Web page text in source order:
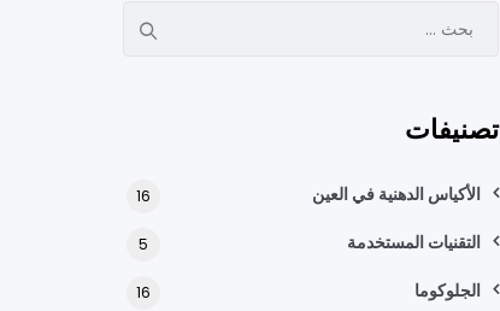
ث
ن
تصنيفات
الأكياس الدهنية في العين 16
التقنيات المستخدمة 5
الجلوكوما 16